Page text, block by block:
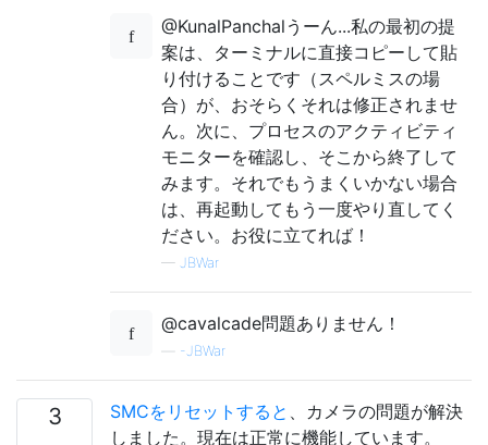
@KunalPanchalうーん...私の最初の提
案は、ターミナルに直接コピーして貼
り付けることです（スペルミスの場
合）が、おそらくそれは修正されませ
ん。次に、プロセスのアクティビティ
モニターを確認し、そこから終了して
みます。それでもうまくいかない場合
は、再起動してもう一度やり直してく
ださい。お役に立てれば！
— JBWar
@cavalcade問題ありません！
-JBWar
3 SMCをリセットすると
、カメラの問題が解決
しました。現在は正常に機能しています。